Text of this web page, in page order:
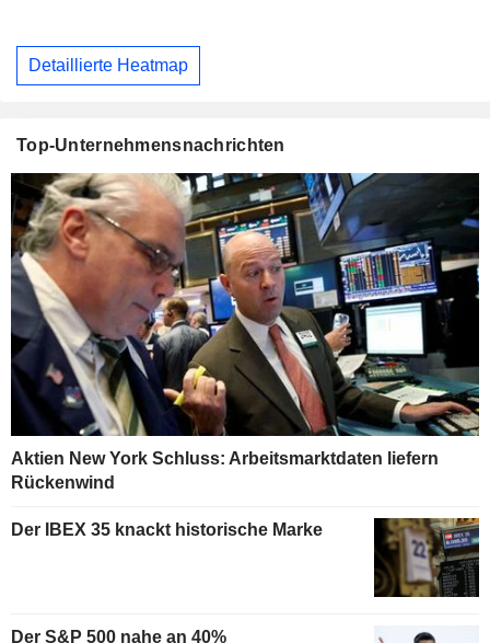
Detaillierte Heatmap
Top-Unternehmensnachrichten
Aktien New York Schluss: Arbeitsmarktdaten liefern
Rückenwind
Der IBEX 35 knackt historische Marke
Der S&P 500 nahe an 40%